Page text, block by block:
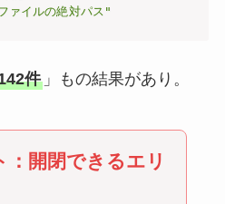
ァイルの絶対パス"
件」もの結果があり。
：開閉できるエリ